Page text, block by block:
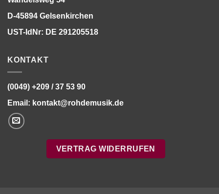
D-45894 Gelsenkirchen
UST-IdNr: DE 291205518
KONTAKT
(0049) +209 / 37 53 90
Email: kontakt@rohdemusik.de
VERTRAG WIDERRUFEN